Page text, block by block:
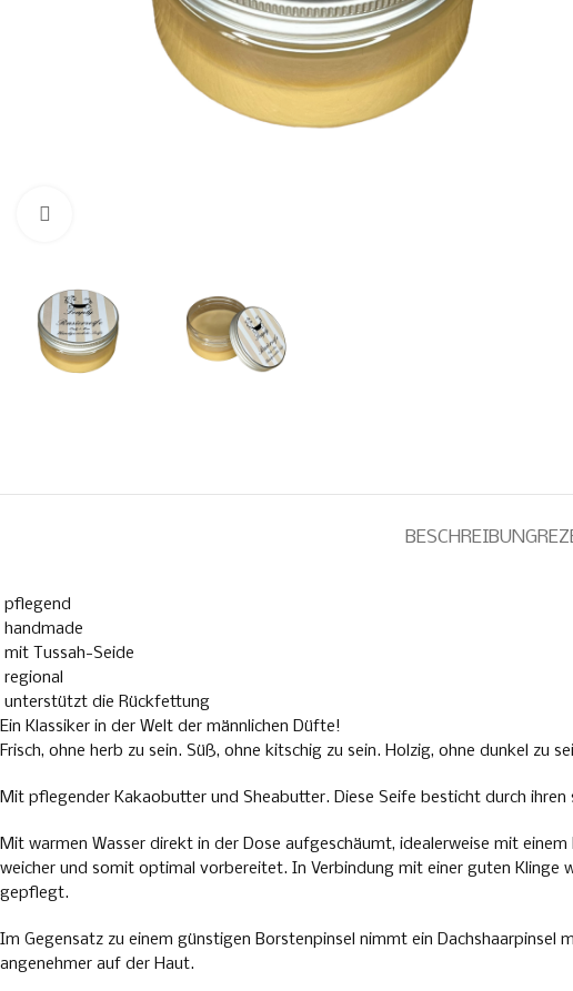
BESCHREIBUNG
pflegend
handmade
mit Tussah-Seide
regional
unterstützt die Rückfettung
Ein Klassiker in der Welt der männlichen Düfte!
Frisch, ohne herb zu sein. Süß, ohne kitschig zu sein. Holzig, ohne dunkel zu
Mit pflegender Kakaobutter und Sheabutter. Diese Seife besticht durch
Mit warmen Wasser direkt in der Dose aufgeschäumt, idealerweise mit
weicher und somit optimal vorbereitet. In Verbindung mit einer guten Klinge
gepflegt.
Im Gegensatz zu einem günstigen Borstenpinsel nimmt ein Dachshaarpinsel
angenehmer auf der Haut.